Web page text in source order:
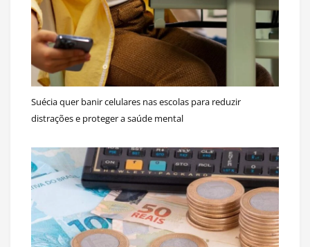
Suécia quer banir celulares nas escolas para reduzir
distrações e proteger a saúde mental